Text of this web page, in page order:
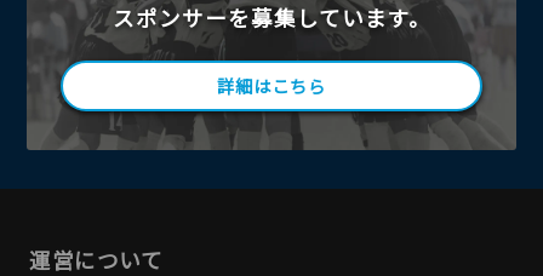
スポンサーを募集しています。
詳細はこちら
運営について